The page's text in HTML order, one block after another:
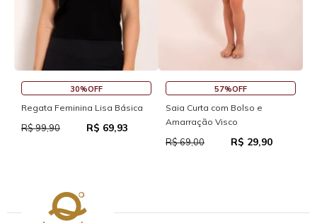
30%OFF
Regata Feminina Lisa Básica
R$ 99,90 R$ 69,93
57%OFF
Saia Curta com Bolso e
Amarração Visco
R$ 69,00 R$ 29,90